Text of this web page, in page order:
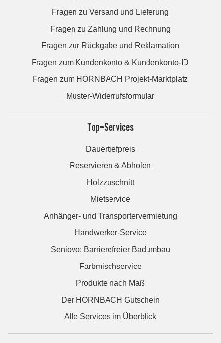
Fragen zu Versand und Lieferung
Fragen zu Zahlung und Rechnung
Fragen zur Rückgabe und Reklamation
Fragen zum Kundenkonto & Kundenkonto-ID
Fragen zum HORNBACH Projekt-Marktplatz
Muster-Widerrufsformular
Top-Services
Dauertiefpreis
Reservieren & Abholen
Holzzuschnitt
Mietservice
Anhänger- und Transportervermietung
Handwerker-Service
Seniovo: Barrierefreier Badumbau
Farbmischservice
Produkte nach Maß
Der HORNBACH Gutschein
Alle Services im Überblick